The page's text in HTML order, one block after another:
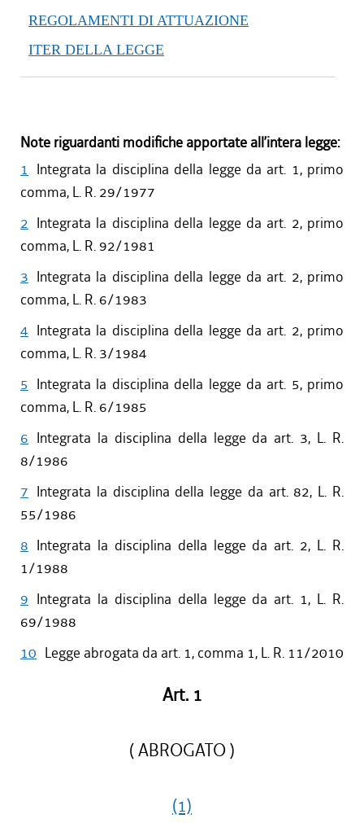
REGOLAMENTI DI ATTUAZIONE
ITER DELLA LEGGE
Note riguardanti modifiche apportate all’intera legge:
1 Integrata la disciplina della legge da art. 1, primo
comma, L. R. 29/1977
2 Integrata la disciplina della legge da art. 2, primo
comma, L. R. 92/1981
3 Integrata la disciplina della legge da art. 2, primo
comma, L. R. 6/1983
4 Integrata la disciplina della legge da art. 2, primo
comma, L. R. 3/1984
5 Integrata la disciplina della legge da art. 5, primo
comma, L. R. 6/1985
6 Integrata la disciplina della legge da art. 3, L. R.
8/1986
7 Integrata la disciplina della legge da art. 82, L. R.
55/1986
8 Integrata la disciplina della legge da art. 2, L. R.
1/1988
9 Integrata la disciplina della legge da art. 1, L. R.
69/1988
10 Legge abrogata da art. 1, comma 1, L. R. 11/2010
Art. 1
( ABROGATO )
(1)